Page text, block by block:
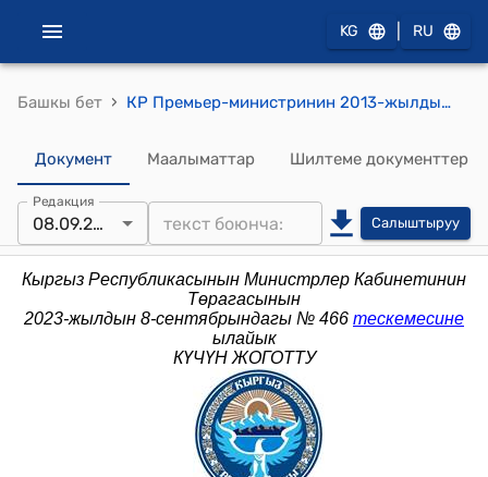
KG RU
Башкы бет › КР Премьер-министринин 2013-жылдын 12-августундагы № 387 (Кыргыз Республикасынын Өкмөтүнө караштуу Мамлекеттик бажы кызматынын коллегия мүчөлөрү бекитүү тууралуу) буйругу
Документ Маалыматтар Шилтеме документтер
Редакция
08.09.2023 Салыштыруу